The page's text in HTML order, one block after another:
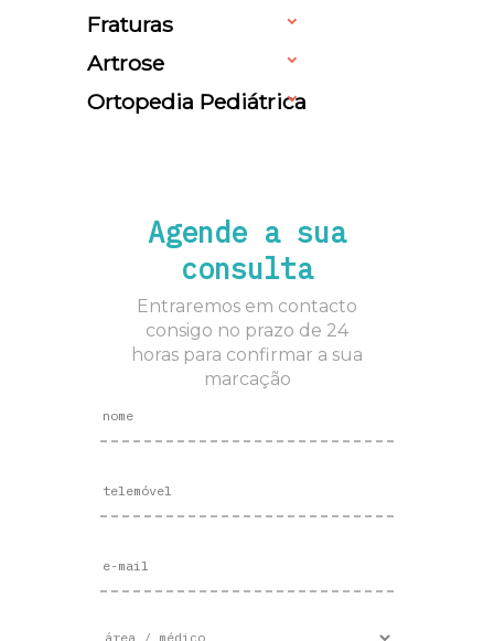
Fraturas
Artrose
Ortopedia Pediátrica
Agende a sua
consulta
Entraremos em contacto
consigo no prazo de 24
horas para confirmar a sua
marcação